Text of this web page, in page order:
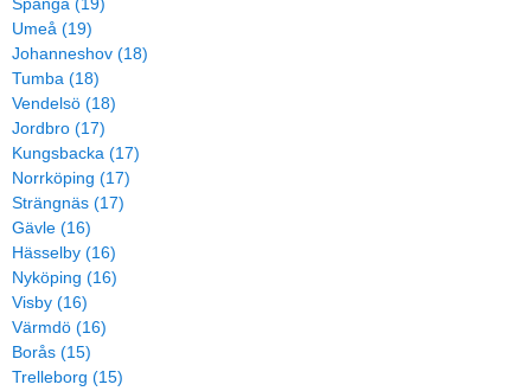
Umeå (19)
Johanneshov (18)
Tumba (18)
Vendelsö (18)
Jordbro (17)
Kungsbacka (17)
Norrköping (17)
Strängnäs (17)
Gävle (16)
Hässelby (16)
Nyköping (16)
Visby (16)
Värmdö (16)
Borås (15)
Trelleborg (15)